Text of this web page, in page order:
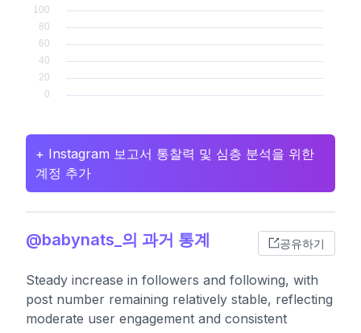
+ Instagram 보고서 통찰력 및 심층 분석을 위한
계정 추가
@babynats_의 과거 통계 공유하기
Steady increase in followers and following, with
post number remaining relatively stable, reflecting
moderate user engagement and consistent